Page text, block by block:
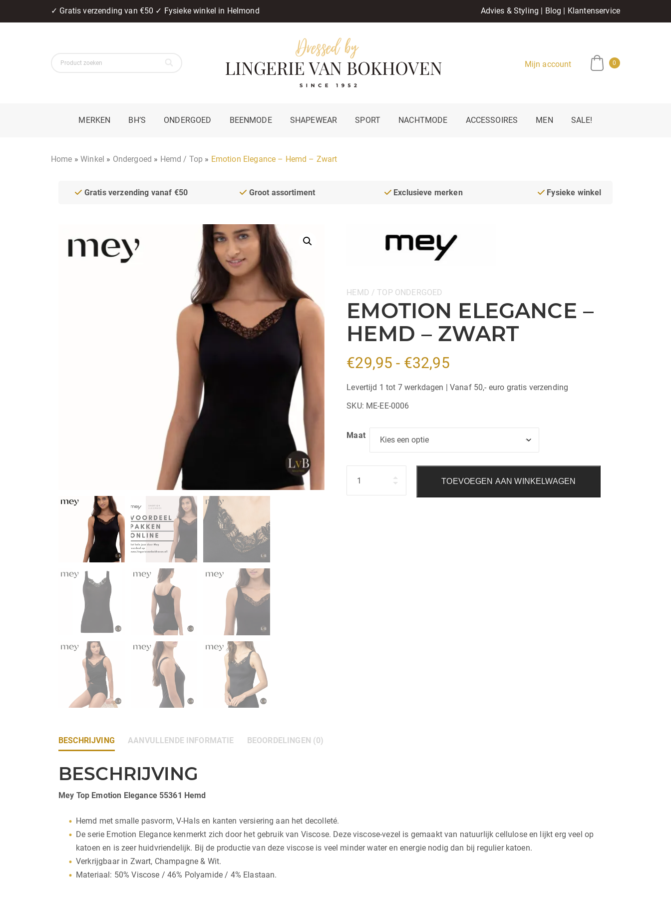
✓ Gratis verzending van €50 ✓ Fysieke winkel in Helmond Advies & Styling | Blog | Klantenservice
Mijn account 0
MERKEN BH’S ONDERGOED BEENMODE SHAPEWEAR SPORT NACHTMODE ACCESSOIRES MEN SALE!
Home »Winkel » Ondergoed » Hemd / Top » Emotion Elegance – Hemd – Zwart
Gratis verzending vanaf €50 Groot assortiment Exclusieve merken Fysieke winkel
Categorieën:
HEMD / TOP ONDERGOED
EMOTION ELEGANCE –
HEMD – ZWART
€29,95 - €32,95Prijsklasse:
€29,95
Levertijd 1 tot 7 werkdagen | Vanaf 50,- euro gratis verzending
SKU: ME-EE-0006
Maat
TOEVOEGEN AAN WINKELWAGEN
BESCHRIJVING AANVULLENDE INFORMATIE BEOORDELINGEN (0)
BESCHRIJVING
Mey Top Emotion Elegance 55361 Hemd
Hemd met smalle pasvorm, V-Hals en kanten versiering aan het decolleté.
De serie Emotion Elegance kenmerkt zich door het gebruik van Viscose. Deze viscose-vezel is gemaakt van natuurlijk cellulose en lijkt erg veel op
katoen en is zeer huidvriendelijk. Bij de productie van deze viscose is veel minder water en energie nodig dan bij regulier katoen.
Verkrijgbaar in Zwart, Champagne & Wit.
Materiaal: 50% Viscose / 46% Polyamide / 4% Elastaan.